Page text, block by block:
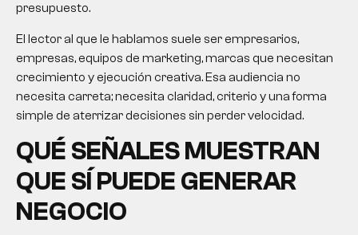
presupuesto.
El lector al que le hablamos suele ser empresarios,
empresas, equipos de marketing, marcas que necesitan
crecimiento y ejecución creativa. Esa audiencia no
necesita carreta; necesita claridad, criterio y una forma
simple de aterrizar decisiones sin perder velocidad.
QUÉ SEÑALES MUESTRAN
QUE SÍ PUEDE GENERAR
NEGOCIO